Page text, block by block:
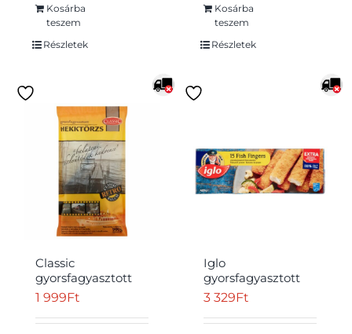
Kosárba
teszem
Részletek
Kosárba
teszem
Részletek
Classic
gyorsfagyasztott
hekktörzs 900 g
1 999Ft
Iglo
gyorsfagyasztott
halrudacska 15 x 28
3 329Ft